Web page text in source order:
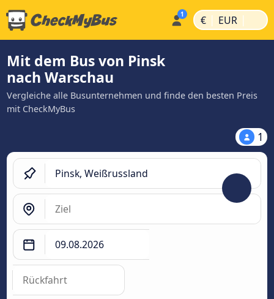
€ | EUR |
Mit dem Bus von Pinsk
nach Warschau
Vergleiche alle Busunternehmen und finde den besten Preis
mit CheckMyBus
1